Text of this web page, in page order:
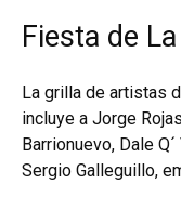
Fiesta de
La grilla de artistas
incluye a Jorge
Barrionuevo, Dale
Sergio Galleguillo,